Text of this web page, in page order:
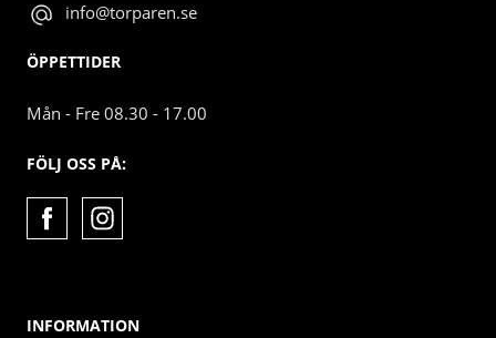
info@torparen.se
ÖPPETTIDER
Mån - Fre 08.30 - 17.00
FÖLJ OSS PÅ:
INFORMATION